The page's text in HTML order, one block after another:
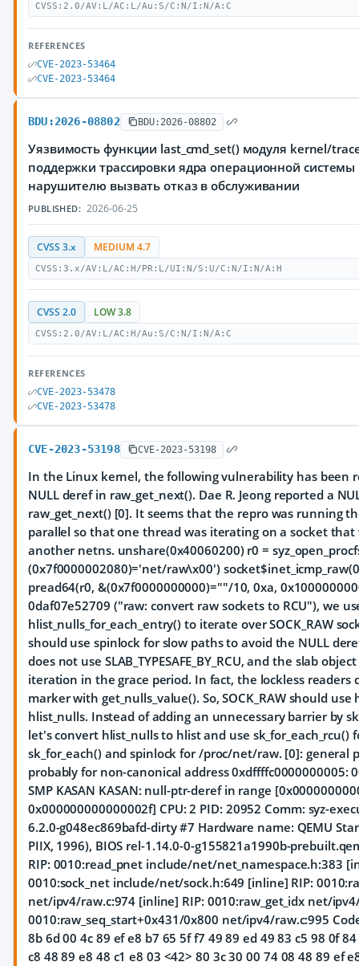
CVSS:2.0/AV:L/AC:L/Au:S/C:N/I:N/A:C
REFERENCES
CVE-2023-53464
CVE-2023-53464
BDU:2026-08802 BDU:2026-08802
Уязвимость функции last_cmd_set() модуля kernel/
поддержки трассировки ядра операционной
нарушителю вызвать отказ в обслуживании
PUBLISHED: 2026-06-25
CVSS 3.x MEDIUM 4.7
CVSS:3.x/AV:L/AC:H/PR:L/UI:N/S:U/C:N/I:N/A:H
CVSS 2.0 LOW 3.8
CVSS:2.0/AV:L/AC:H/Au:S/C:N/I:N/A:C
REFERENCES
CVE-2023-53478
CVE-2023-53478
CVE-2023-53198 CVE-2023-53198
In the Linux kernel, the following vulnerability has been
NULL deref in raw_get_next(). Dae R. Jeong reported a
raw_get_next() [0]. It seems that the repro was running
parallel so that one thread was iterating on a socket that
another netns. unshare(0x40060200) r0 =
(0x7f0000002080)='net/raw\x00')
pread64(r0, &(0x7f0000000000)=""/10, 0xa,
0daf07e52709 ("raw: convert raw sockets to RCU"), we
hlist_nulls_for_each_entry() to iterate over SOCK_RAW
should use spinlock for slow paths to avoid the NULL
does not use SLAB_TYPESAFE_BY_RCU, and the slab
iteration in the grace period. In fact, the lockless readers
marker with get_nulls_value(). So, SOCK_RAW should
hlist_nulls. Instead of adding an unnecessary barrier by
let's convert hlist_nulls to hlist and use sk_for_each_rcu()
sk_for_each() and spinlock for /proc/net/raw. [0]: general
probably for non-canonical address 0xdffffc0000000005:
SMP KASAN KASAN: null-ptr-deref in range
0x000000000000002f] CPU: 2 PID: 20952 Comm: syz-
6.2.0-g048ec869bafd-dirty #7 Hardware name: QEMU
PIIX, 1996), BIOS rel-1.14.0-0-g155821a1990b-
RIP: 0010:read_pnet include/net/net_namespace.h:383
0010:sock_net include/net/sock.h:649 [inline] RIP:
net/ipv4/raw.c:974 [inline] RIP: 0010:raw_get_idx net/
0010:raw_seq_start+0x431/0x800 net/ipv4/raw.c:995
8b 6d 00 4c 89 ef e8 b7 65 5f f7 49 89 ed 49 83 c5 98 0f
c8 48 89 e8 48 c1 e8 03 <42> 80 3c 30 00 74 08 48 89 ef